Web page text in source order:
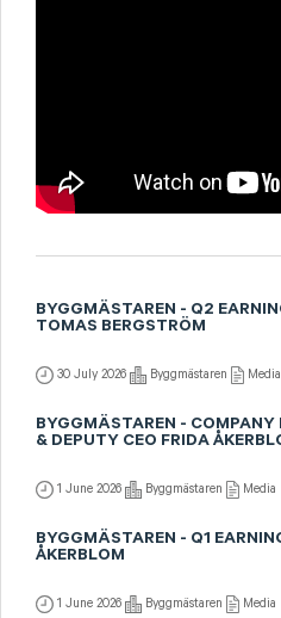
BYGGMÄSTAREN - Q2
TOMAS BERGSTRÖM
30 July 2026 Byggmästaren Media
BYGGMÄSTAREN - COMPANY
& DEPUTY CEO FRIDA
1 June 2026 Byggmästaren Media
BYGGMÄSTAREN - Q1
ÅKERBLOM
1 June 2026 Byggmästaren Media